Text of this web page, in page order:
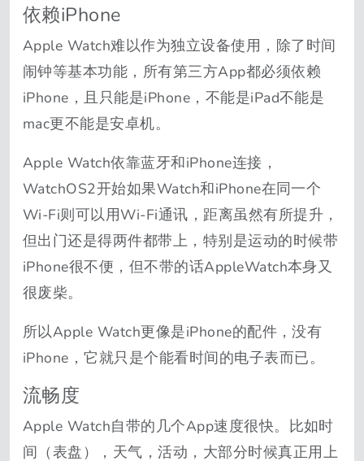
依赖iPhone
Apple Watch难以作为独立设备使用，除了时间
闹钟等基本功能，所有第三方App都必须依赖
iPhone，且只能是iPhone，不能是iPad不能是
mac更不能是安卓机。
Apple Watch依靠蓝牙和iPhone连接，
WatchOS2开始如果Watch和iPhone在同一个
Wi-Fi则可以用Wi-Fi通讯，距离虽然有所提升，
但出门还是得两件都带上，特别是运动的时候带
iPhone很不便，但不带的话AppleWatch本身又
很废柴。
所以Apple Watch更像是iPhone的配件，没有
iPhone，它就只是个能看时间的电子表而已。
流畅度
Apple Watch自带的几个App速度很快。比如时
间（表盘），天气，活动，大部分时候真正用上